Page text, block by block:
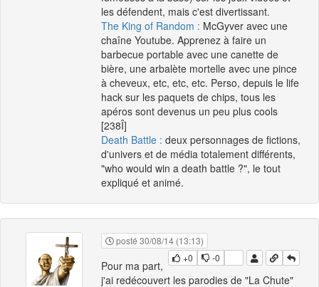
les défendent, mais c'est divertissant.
The King of Random : McGyver avec une
chaîne Youtube. Apprenez à faire un
barbecue portable avec une canette de
bière, une arbalète mortelle avec une pince
à cheveux, etc, etc, etc. Perso, depuis le life
hack sur les paquets de chips, tous les
apéros sont devenus un peu plus cools
[238Î]
Death Battle : deux personnages de fictions,
d'univers et de média totalement différents,
"who would win a death battle ?", le tout
expliqué et animé.
posté 30/08/14 (13:13)
+0
-0
Pour ma part,
j'ai redécouvert les parodies de "La Chute"